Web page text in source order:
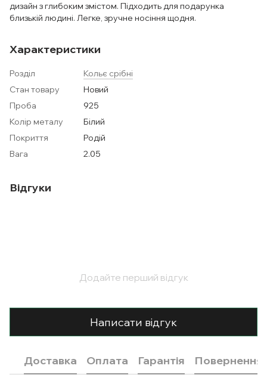
дизайн з глибоким змістом. Підходить для подарунка
близькій людині. Легке, зручне носіння щодня.
Характеристики
Розділ
Кольє срібні
Стан товару
Новий
Проба
925
Колір металу
Білий
Покриття
Родій
Вага
2.05
Відгуки
Додайте перший відгук
Написати відгук
Доставка Оплата Гарантія Повернення